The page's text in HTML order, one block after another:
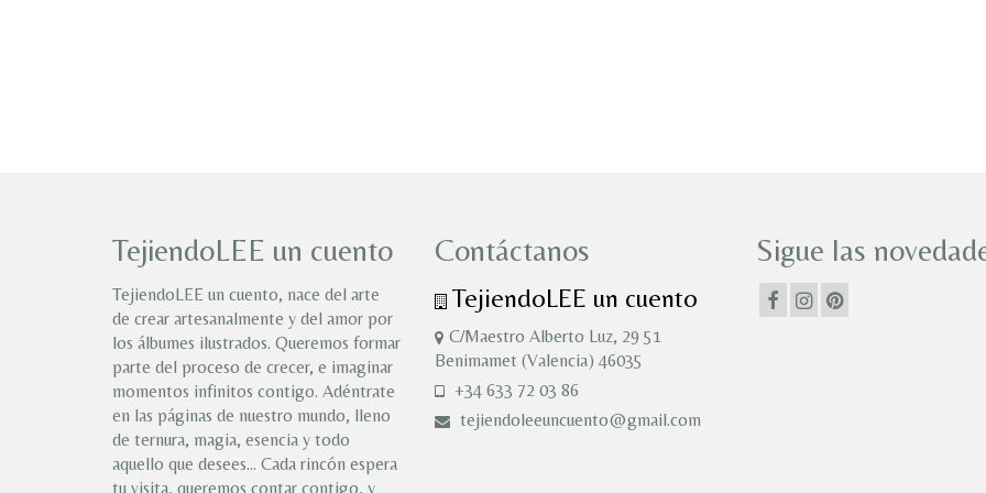
TejiendoLEE un cuento
TejiendoLEE un cuento, nace del arte
de crear artesanalmente y del amor por
los álbumes ilustrados. Queremos formar
parte del proceso de crecer, e imaginar
momentos infinitos contigo. Adéntrate
en las páginas de nuestro mundo, lleno
de ternura, magia, esencia y todo
aquello que desees… Cada rincón espera
tu visita, queremos contar contigo, y
Contáctanos
TejiendoLEE un cuento
C/Maestro Alberto Luz, 29 51
Benimamet (Valencia) 46035
+34 633 72 03 86
tejiendoleeuncuento@gmail.com
Sigue las